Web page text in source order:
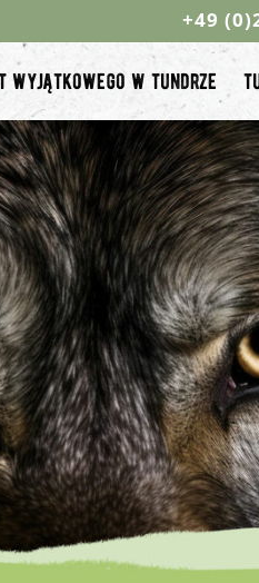
+49
wyjątkowego w tundrze